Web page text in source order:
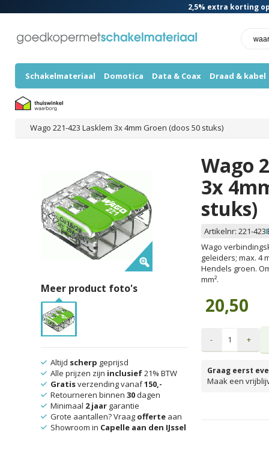
2,5% extra korting
Schakelmateriaal Domotica Data & Coax Draad & kabel
Wago 221-423 Lasklem 3x 4mm Groen (doos 50 stuks)
Wago
3x
stuks)
Artikelnr: 221-423
Wago
geleiders; max. 4
Hendels groen.
mm².
20,50
- +
Graag eerst
Maak een
Meer product foto's
Altijd scherp geprijsd
Alle prijzen zijn inclusief21% BTW
Gratisverzending vanaf150,-
Retourneren binnen 30dagen
Minimaal 2 jaargarantie
Grote aantallen? Vraag offerteaan
Showroom in Capelle aan den IJssel